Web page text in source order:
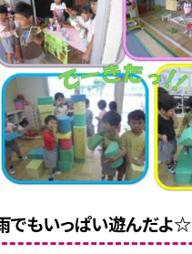
でもいっぱい遊んだよ☆